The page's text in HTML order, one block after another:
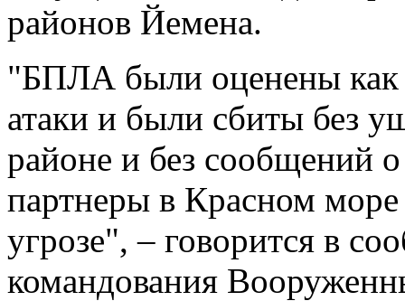
районов Йемена.
"БПЛА были оценены как
атаки и были сбиты без
районе и без сообщений
партнеры в Красном
угрозе", – говорится в
командования